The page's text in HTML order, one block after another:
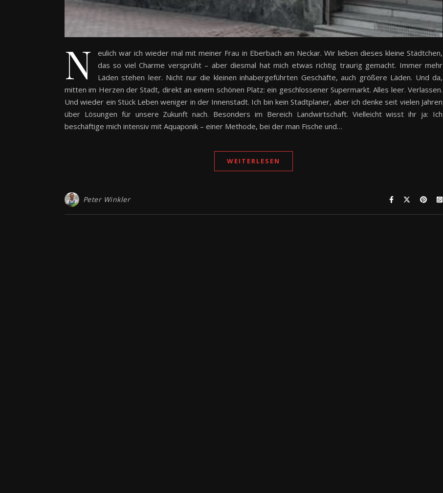
N
eulich war ich wieder mal mit meiner Frau in Eberbach am Neckar. Wir lieben dieses kleine Städtchen,
das so viel Charme versprüht – aber diesmal hat mich etwas richtig traurig gemacht. Immer mehr
Läden stehen leer. Nicht nur die kleinen inhabergeführten Geschäfte, auch größere Läden. Und da,
mitten im Herzen der Stadt, direkt an einem schönen Platz: ein geschlossener Supermarkt. Alles leer. Verlassen.
Und wieder ein Stück Leben weniger in der Innenstadt. Ich bin kein Stadtplaner, aber ich denke seit vielen Jahren
über Lösungen für unsere Zukunft nach. Besonders im Bereich Landwirtschaft. Vielleicht wisst ihr ja: Ich
beschäftige mich intensiv mit Aquaponik – einer Methode, bei der man Fische und…
WEITERLESEN
Peter Winkler